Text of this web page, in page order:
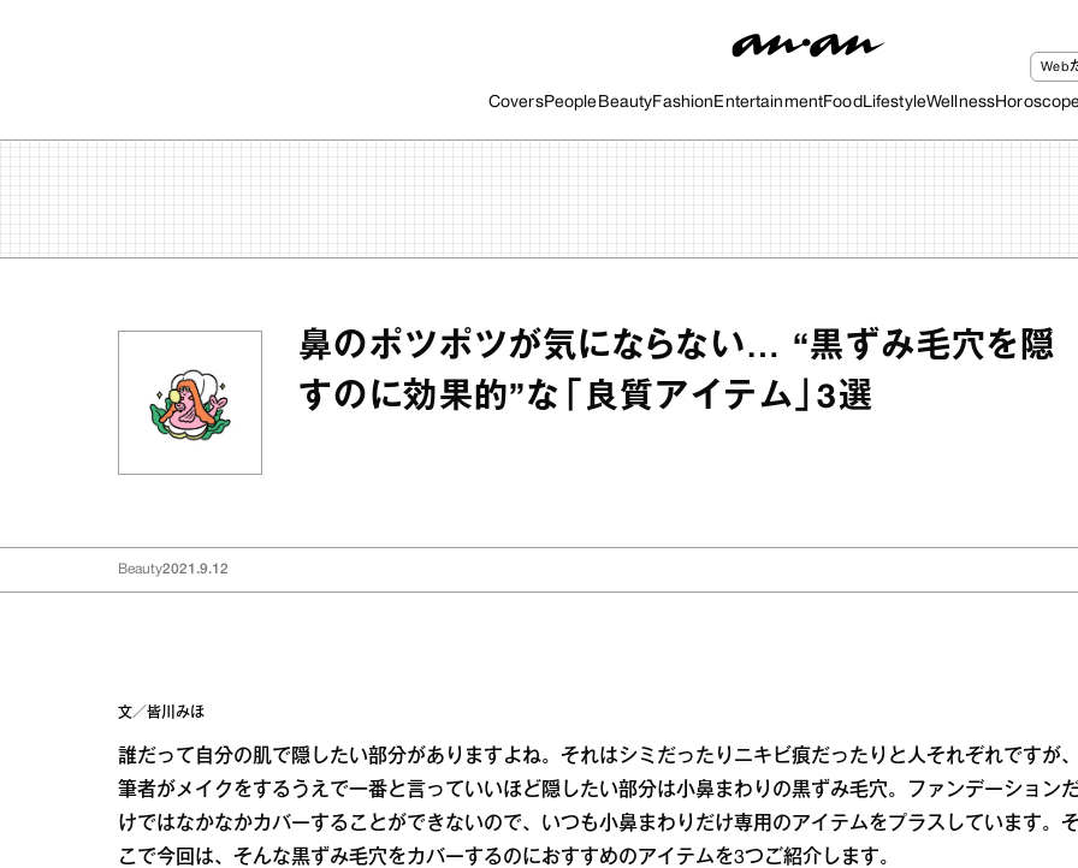
CoversPeople BeautyFashion EntertainmentFood LifestyleWellness
Web
鼻のポツポツが気にならない… “黒ずみ毛穴を隠
すのに効果的”な「良質アイテム」3選
Beauty2021.9.12
文／皆川みほ
誰だって自分の肌で隠したい部分がありますよね。それはシミだったりニキビ痕だったりと人それぞれですが
筆者がメイクをするうえで一番と言っていいほど隠したい部分は小鼻まわりの黒ずみ毛穴。ファンデーション
けではなかなかカバーすることができないので、いつも小鼻まわりだけ専用のアイテムをプラスしています。
こで今回は、そんな黒ずみ毛穴をカバーするのにおすすめのアイテムを3つご紹介します。